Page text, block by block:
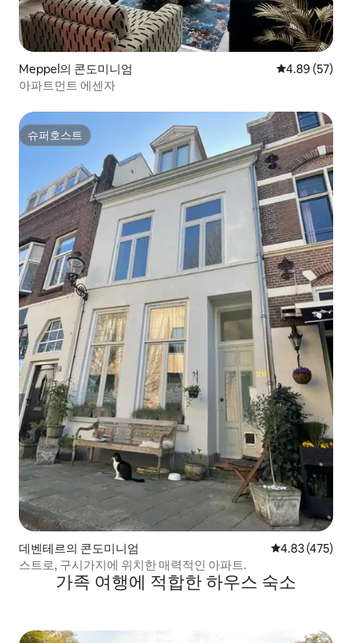
Meppel의 콘도미니엄 평점 4.89점(5
4.89 (57)
아파트먼트 에센자
슈퍼호스트
슈퍼호스트
데벤테르의 콘도미니엄 평점 4.83점(5
4.83 (475)
스트로, 구시가지에 위치한 매력적인 아파트.
가족 여행에 적합한 하우스 숙소